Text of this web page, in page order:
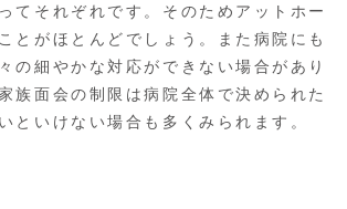
てそれぞれです。そのためアットホー
とがほとんどでしょう。また病院にも
の細やかな対応ができない場合があり
族面会の制限は病院全体で決められた
といけない場合も多くみられます。